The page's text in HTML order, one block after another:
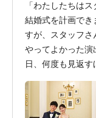
「わたしたちは
結婚式を計画でき
すが、スタッフさ
やってよかった演
日、何度も見返す